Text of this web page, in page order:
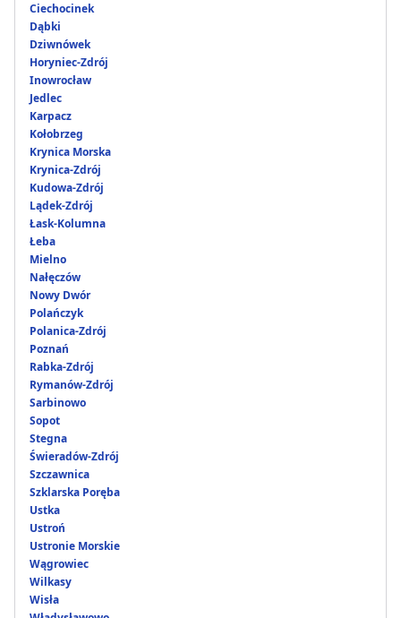
Ciechocinek
Dąbki
Dziwnówek
Horyniec-Zdrój
Inowrocław
Jedlec
Karpacz
Kołobrzeg
Krynica Morska
Krynica-Zdrój
Kudowa-Zdrój
Lądek-Zdrój
Łask-Kolumna
Łeba
Mielno
Nałęczów
Nowy Dwór
Polańczyk
Polanica-Zdrój
Poznań
Rabka-Zdrój
Rymanów-Zdrój
Sarbinowo
Sopot
Stegna
Świeradów-Zdrój
Szczawnica
Szklarska Poręba
Ustka
Ustroń
Ustronie Morskie
Wągrowiec
Wilkasy
Wisła